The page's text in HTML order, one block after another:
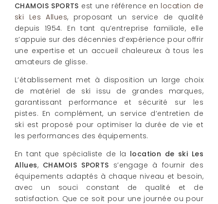
CHAMOIS SPORTS est une référence en location de
ski Les Allues, proposant un service de qualité
depuis 1954. En tant qu’entreprise familiale, elle
s’appuie sur des décennies d’expérience pour offrir
une expertise et un accueil chaleureux à tous les
amateurs de glisse.
L’établissement met à disposition un large choix
de matériel de ski issu de grandes marques,
garantissant performance et sécurité sur les
pistes. En complément, un service d’entretien de
ski est proposé pour optimiser la durée de vie et
les performances des équipements.
En tant que spécialiste de la location de ski Les
Allues, CHAMOIS SPORTS s’engage à fournir des
équipements adaptés à chaque niveau et besoin,
avec un souci constant de qualité et de
satisfaction. Que ce soit pour une journée ou pour